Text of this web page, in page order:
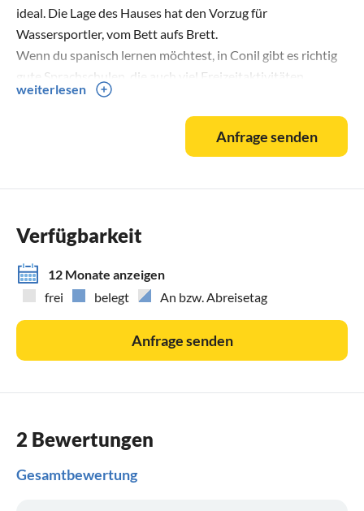
ideal. Die Lage des Hauses hat den Vorzug für
Wassersportler, vom Bett aufs Brett.
Wenn du spanisch lernen möchtest, in Conil gibt es richtig
gute Sprachschulen, die auch viel Freizeitaktivitäten
anbieten.
Golffreunde und Reitsportler finden ebenso zahlreiche und
sehr gute Angebote, für jede Kategorie.
glücklich sein, tolle Reviere zu finden.
Auch Kulturfreunde finden in Cadiz, Sevilla, Cordoba,
Granada, Malaga, Jerez de la Frontera, Vejer de la Frontera
und in Bolonia viel zu entdecken.
weiterlesen
Anfrage senden
Verfügbarkeit
12 Monate anzeigen
frei
belegt An bzw. Abreisetag
Anfrage senden
2 Bewertungen
Gesamtbewertung